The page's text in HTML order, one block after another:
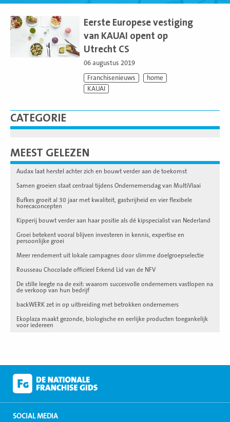
CATEGORIE
MEEST GELEZEN
Audax laat herstel achter zich en bouwt verder aan de toekomst
Samen groeien staat centraal tijdens Ondernemersdag van MultiVlaai
Bufkes groeit al 30 jaar met kwaliteit, gastvrijheid en vier flexibele
horecaconcepten
Kipperij bouwt verder aan haar positie als dé kipspecialist van Nederland
Groei betekent vooral blijven investeren in kennis, expertise en
persoonlijke groei
Meer rendement uit lokale campagnes door slimme doelgroepselectie
Rousseau Chocolade officieel Erkend Lid van de NFV
De stille leegte na de exit: waarom succesvolle ondernemers vastlopen na
de verkoop van hun bedrijf
backWERK zet in op uitbreiding met betrokken ondernemers
Ekoplaza maakt gezonde, biologische en eerlijke producten toegankelijk
voor iedereen
meer
Eerste Europese vestiging
van KAUAI opent op
Utrecht CS
06 augustus 2019
Franchisenieuws
home
KAUAI
SOCIAL MEDIA